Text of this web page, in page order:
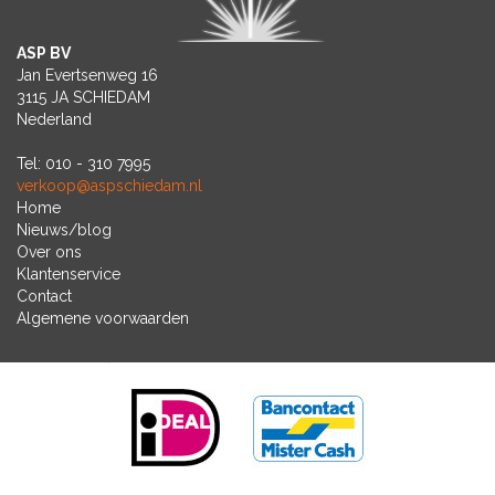
ASP BV
Jan Evertsenweg 16
3115 JA SCHIEDAM
Nederland
Tel: 010 - 310 7995
verkoop@aspschiedam.nl
Home
Nieuws/blog
Over ons
Klantenservice
Contact
Algemene voorwaarden